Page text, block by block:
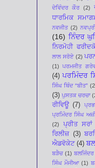
ਦੇਵਿੰਦਰ ਕੌਰ (2)
ਧਾਰਮਿਕ
ਨਵਜੀਤ (2)
(16) ਨਿੰਦਰ
ਨਿਰਮੋਹੀ
ਲਾਲ ਸਰੋਏ (2)
(1) ਪਰਮਜੀਤ
(4) ਪਰਮਿੰਦਰ
ਸਿੰਘ ਥਿੰਦ “ਬੀਤ”
(3) ਪੁਸਤਕ ਚਰਚਾ
ਰੀਵਿਊ (7)
ਪ੍ਰਮਿੰਦਰ ਸਿੰਘ
(2)
ਪ੍ਰੀਤ ਸਰਾਂ
ਰਿਲੀਜ਼ (3)
ਐਡਵੋਕੇਟ (4)
ਬੜੈਚ (1)
ਸਿੰਘ ਮੌਜੀਆ (1)